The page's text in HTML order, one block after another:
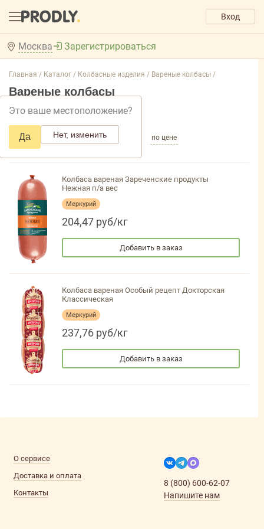
Вход
Москва
Это ваше местоположение?
Да Нет, изменить
Зарегистрироваться
Главная / Каталог / Колбасные изделия / Вареные колбасы /
Вареные колбасы
Добавить фильтр товаров
по популярности по названию по цене
Колбаса вареная Зареченские продукты
Нежная п/а вес
Меркурий
204,47 руб/кг
Добавить в заказ
Колбаса вареная Особый рецепт Докторская
Классическая
Меркурий
237,76 руб/кг
Добавить в заказ
О сервисе
Доставка и оплата
Контакты
8 (800) 600-62-07
Напишите нам